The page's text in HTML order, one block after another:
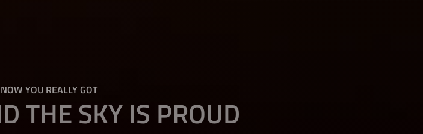
NOW YOU REALLY GOT
THE SKY IS PROUD